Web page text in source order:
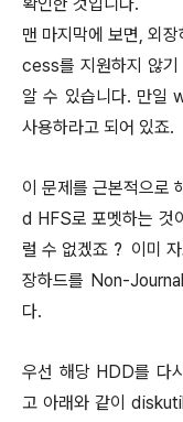
맨 마지막에 보면, 외
cess를 지원하지 않
알 수 있습니다. 만일
사용하라고 되어 있죠.
이 문제를 근본적으로
d HFS로 포멧하는 것
럴 수 없겠죠 ? 이미
장하드를 Non-
다.
우선 해당 HDD를 다
고 아래와 같이